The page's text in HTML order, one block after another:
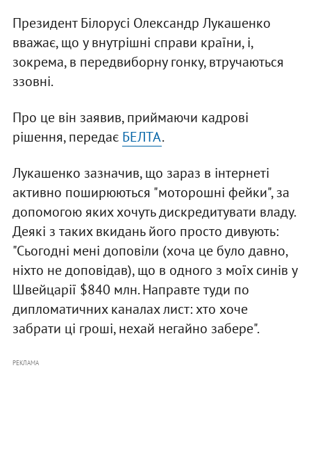
Президент Білорусі Олександр Лукашенко
вважає, що у внутрішні справи країни, і,
зокрема, в передвиборну гонку, втручаються
ззовні.
Про це він заявив, приймаючи кадрові
рішення, передає БЕЛТА.
Лукашенко зазначив, що зараз в інтернеті
активно поширюються "моторошні фейки", за
допомогою яких хочуть дискредитувати владу.
Деякі з таких вкидань його просто дивують:
"Сьогодні мені доповіли (хоча це було давно,
ніхто не доповідав), що в одного з моїх синів у
Швейцарії $840 млн. Направте туди по
дипломатичних каналах лист: хто хоче
забрати ці гроші, нехай негайно забере".
РЕКЛАМА